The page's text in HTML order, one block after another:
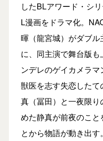
したBLアワード・シ
L漫画をドラマ化。
暉（龍宮城）がダブ
に、同主演で舞台版
ンデレのゲイカメラマ
獣医を志す失恋した
真（冨田）と一夜限
めた静真が前夜のこ
とから物語が動き出